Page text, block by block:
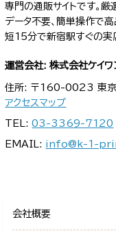
専門の通販サイトです。
データ不要、簡単操作で
短15分で新宿駅すぐの実
運営会社: 株式会社ケイワ
住所: 〒160-0023 東
アクセスマップ
TEL:03-3369-7120
EMAIL: info@k-1-
会社概要